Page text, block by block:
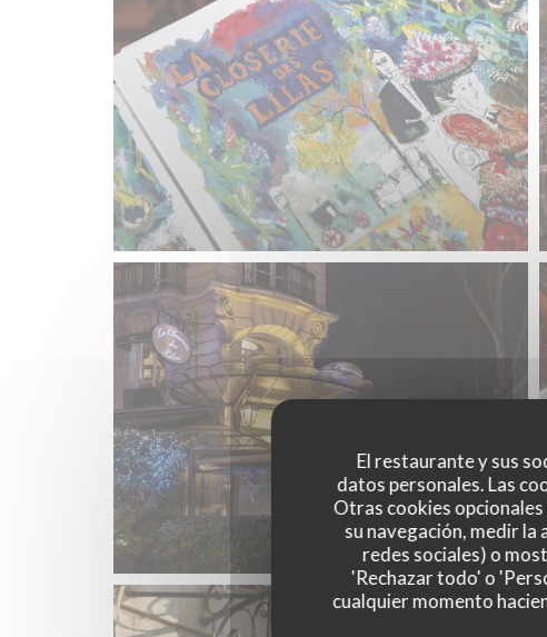
El restaurante y sus
datos personales. Las
Otras cookies
su navegación, medir
redes sociales) o
'Rechazar todo' o
cualquier momento